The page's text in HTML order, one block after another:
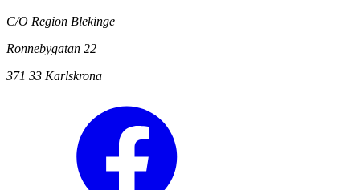
C/O Region Blekinge
Ronnebygatan 22
371 33 Karlskrona